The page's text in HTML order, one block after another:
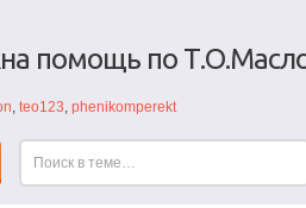
помощь по
, teo123, phenikomperekt